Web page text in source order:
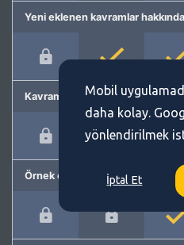
Yeni eklenen kavramlar
Kavram önerme
Örnek cümleler
Mobil
daha kolay.
yönlendirilmek
İptal Et